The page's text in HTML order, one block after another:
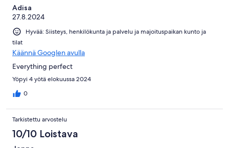
Adisa
27.8.2024
Hyvää: Siisteys, henkilökunta ja palvelu ja majoituspaikan kunto ja
tilat
Käännä Googlen avulla
Everything perfect
Yöpyi 4 yötä elokuussa 2024
0
Tarkistettu arvostelu
10/10 Loistava